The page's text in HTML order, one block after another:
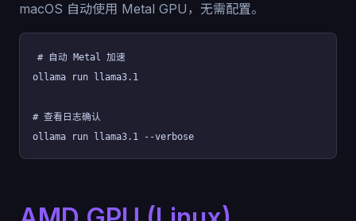
macOS 自动使用 Metal GPU，无需配置。
# 自动 Metal 加速
ollama run llama3.1
# 查看日志确认
ollama run llama3.1 --verbose